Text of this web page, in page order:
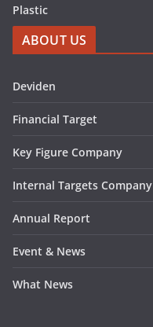
Plastic
ABOUT US
Deviden
Financial Target
Key Figure Company
Internal Targets Company
Annual Report
Event & News
What News